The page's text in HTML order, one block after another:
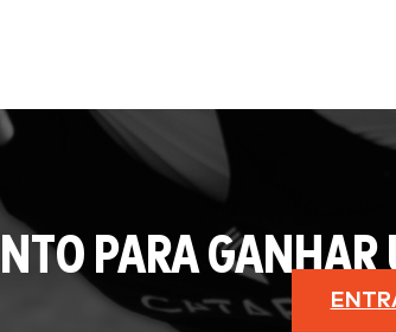
PARA